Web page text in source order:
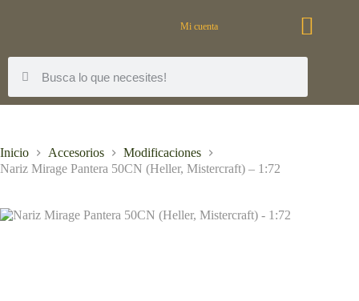
Mi cuenta
Inicio Accesorios
Modificaciones
Nariz Mirage Pantera 50CN (Heller, Mistercraft) – 1:72